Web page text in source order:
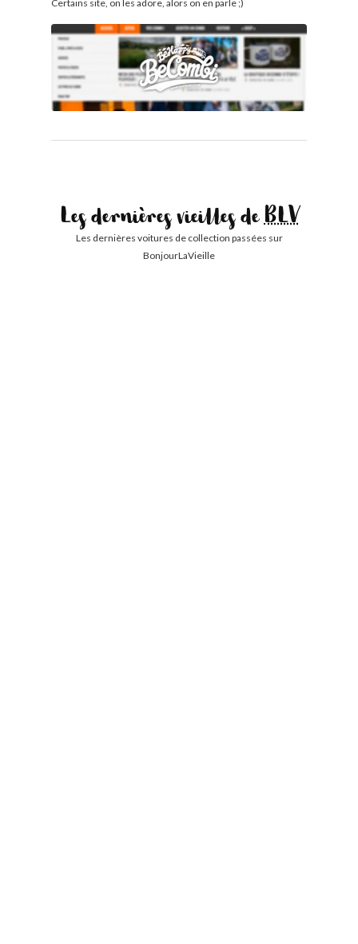
Certains site, on les adore, alors on en parle ;)
Les dernières vieilles deBLV
Les dernières voitures de collection passées sur
BonjourLaVieille